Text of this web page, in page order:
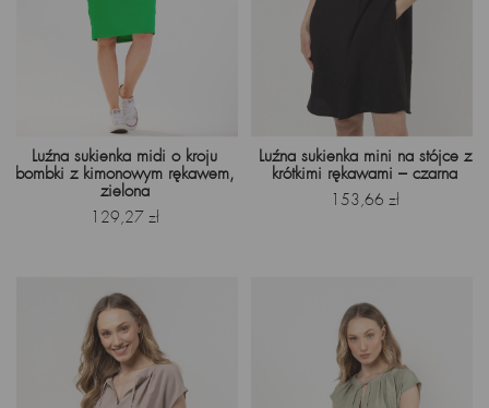
Luźna sukienka midi o kroju
bombki z kimonowym rękawem,
zielona
Cena
129,27 zł
Luźna sukienka mini na stójce z
krótkimi rękawami – czarna
Cena
153,66 zł